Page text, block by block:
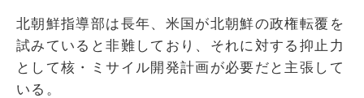
北朝鮮指導部は長年、米国が北朝鮮の政権転覆を
試みていると非難しており、それに対する抑止力
として核・ミサイル開発計画が必要だと主張して
いる。